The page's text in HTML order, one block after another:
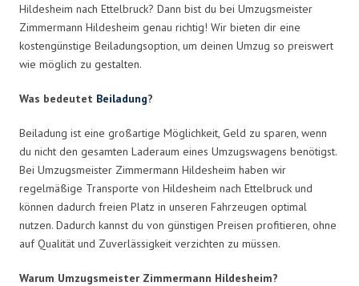
Hildesheim nach Ettelbruck? Dann bist du bei Umzugsmeister
Zimmermann Hildesheim genau richtig! Wir bieten dir eine
kostengünstige Beiladungsoption, um deinen Umzug so preiswert
wie möglich zu gestalten.
Was bedeutet Beiladung?
Beiladung ist eine großartige Möglichkeit, Geld zu sparen, wenn
du nicht den gesamten Laderaum eines Umzugswagens benötigst.
Bei Umzugsmeister Zimmermann Hildesheim haben wir
regelmäßige Transporte von Hildesheim nach Ettelbruck und
können dadurch freien Platz in unseren Fahrzeugen optimal
nutzen. Dadurch kannst du von günstigen Preisen profitieren, ohne
auf Qualität und Zuverlässigkeit verzichten zu müssen.
Warum Umzugsmeister Zimmermann Hildesheim?